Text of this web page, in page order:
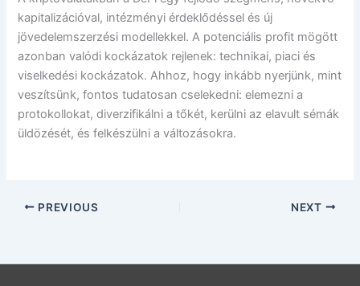
kapitalizációval, intézményi érdeklődéssel és új
jövedelemszerzési modellekkel. A potenciális profit mögött
azonban valódi kockázatok rejlenek: technikai, piaci és
viselkedési kockázatok. Ahhoz, hogy inkább nyerjünk, mint
veszítsünk, fontos tudatosan cselekedni: elemezni a
protokollokat, diverzifikálni a tőkét, kerülni az elavult sémák
üldözését, és felkészülni a változásokra.
PREVIOUS NEXT